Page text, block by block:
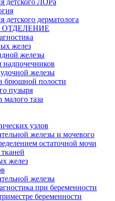
детского ЛОРа
детского дерматолога
желез
железы
железы
брюшной полости
пузыря
таза
узлов
железы и мочевого
остаточной мочи
желез
железы
при беременности
беременности